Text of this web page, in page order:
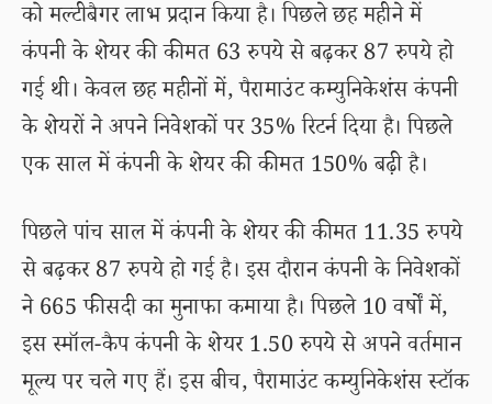
को मल्टीबैगर लाभ प्रदान किया है। पिछले छह महीने में
कंपनी के शेयर की कीमत 63 रुपये से बढ़कर 87 रुपये हो
गई थी। केवल छह महीनों में, पैरामाउंट कम्युनिकेशंस कंपनी
के शेयरों ने अपने निवेशकों पर 35% रिटर्न दिया है। पिछले
एक साल में कंपनी के शेयर की कीमत 150% बढ़ी है।
पिछले पांच साल में कंपनी के शेयर की कीमत 11.35 रुपये
से बढ़कर 87 रुपये हो गई है। इस दौरान कंपनी के निवेशकों
ने 665 फीसदी का मुनाफा कमाया है। पिछले 10 वर्षों में,
इस स्मॉल-कैप कंपनी के शेयर 1.50 रुपये से अपने वर्तमान
मूल्य पर चले गए हैं। इस बीच, पैरामाउंट कम्युनिकेशंस स्टॉक